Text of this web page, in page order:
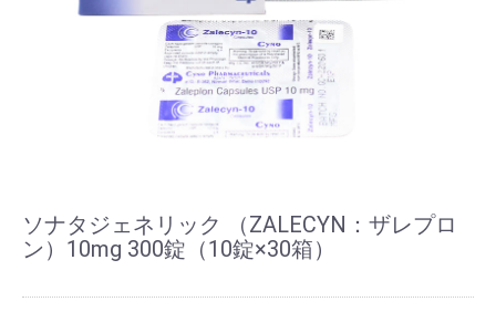
ソナタジェネリック （ZALECYN：ザレプロ
ン）10mg 300錠（10錠×30箱）